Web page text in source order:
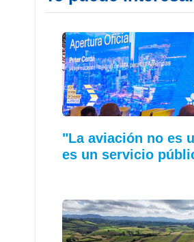
"La aviación no es
es un servicio